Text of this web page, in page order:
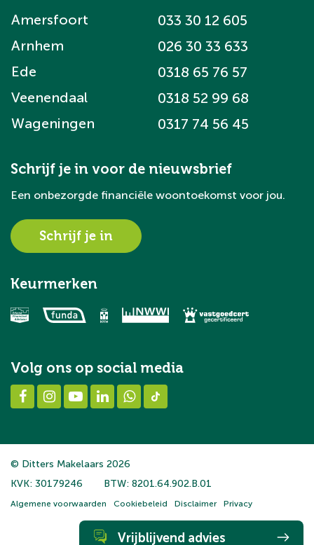
Amersfoort
033 30 12 605
Arnhem
026 30 33 633
Ede
0318 65 76 57
Veenendaal
0318 52 99 68
Wageningen
0317 74 56 45
Schrijf je in voor de nieuwsbrief
Een onbezorgde financiële woontoekomst voor jou.
Schrijf je in
Keurmerken
Volg ons op social media
Vrijblijvend advies
© Ditters Makelaars 2026
KVK: 30179246
BTW: 8201.64.902.B.01
Algemene voorwaarden Cookiebeleid Disclaimer Privacy